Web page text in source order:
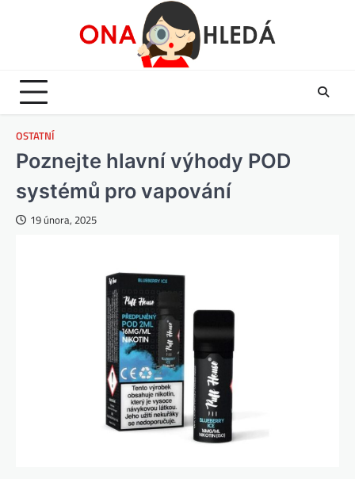
OSTATNÍ
Poznejte hlavní výhody POD
systémů pro vapování
19 února, 2025